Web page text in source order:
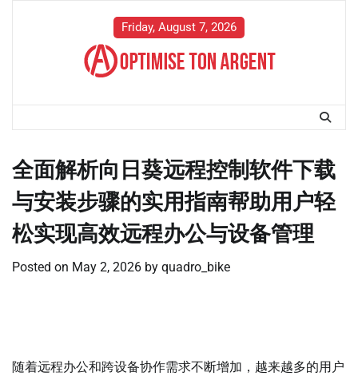
Friday, August 7, 2026
全面解析向日葵远程控制软件下载
与安装步骤的实用指南帮助用户轻
松实现高效远程办公与设备管理
Posted on May 2, 2026 by quadro_bike
随着远程办公和跨设备协作需求不断增加，越来越多的用户